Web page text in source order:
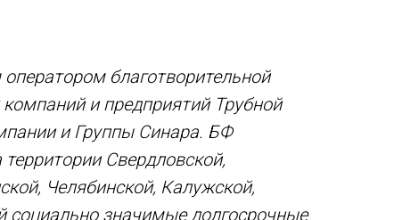
благотворительной
и предприятий Трубной
и Группы Синара. БФ
Свердловской,
Челябинской, Калужской,
социально значимые долгосрочные